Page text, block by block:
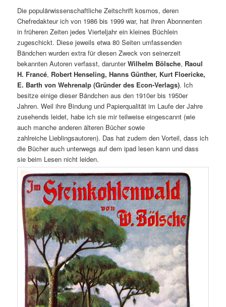
Die populärwissenschaftliche Zeitschrift kosmos, deren
Chefredakteur ich von 1986 bis 1999 war, hat ihren Abonnenten
in früheren Zeiten jedes Vierteljahr ein kleines Büchlein
zugeschickt. Diese jeweils etwa 80 Seiten umfassenden
Bändchen wurden extra für diesen Zweck von seinerzeit
bekannten Autoren verfasst, darunterWilhelm Bölsche, Raoul
H. Francé, Robert Henseling, Hanns Günther, Kurt Floericke,
E. Barth von Wehrenalp (Gründer des Econ-Verlags). Ich
besitze einige dieser Bändchen aus den 1910er bis 1950er
Jahren. Weil ihre Bindung und Papierqualität im Laufe der Jahre
zusehends leidet, habe ich sie mir teilweise eingescannt (wie
auch manche anderen älteren Bücher sowie
zahlreiche Lieblingsautoren). Das hat zudem den Vorteil, dass ich
die Bücher auch unterwegs auf dem ipad lesen kann und dass
sie beim Lesen nicht leiden.